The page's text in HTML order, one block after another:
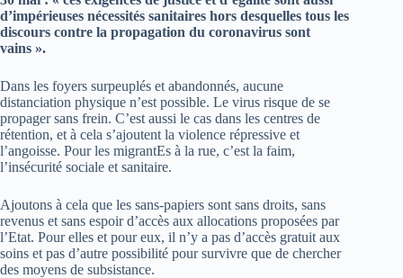
d’impérieuses nécessités sanitaires hors desquelles tous les
discours contre la propagation du coronavirus sont
vains ».
Dans les foyers surpeuplés et abandonnés, aucune
distanciation physique n’est possible. Le virus risque de se
propager sans frein. C’est aussi le cas dans les centres de
rétention, et à cela s’ajoutent la violence répressive et
l’angoisse. Pour les migrantEs à la rue, c’est la faim,
l’insécurité sociale et sanitaire.
Ajoutons à cela que les sans-papiers sont sans droits, sans
revenus et sans espoir d’accès aux allocations proposées par
l’Etat. Pour elles et pour eux, il n’y a pas d’accès gratuit aux
soins et pas d’autre possibilité pour survivre que de chercher
des moyens de subsistance.